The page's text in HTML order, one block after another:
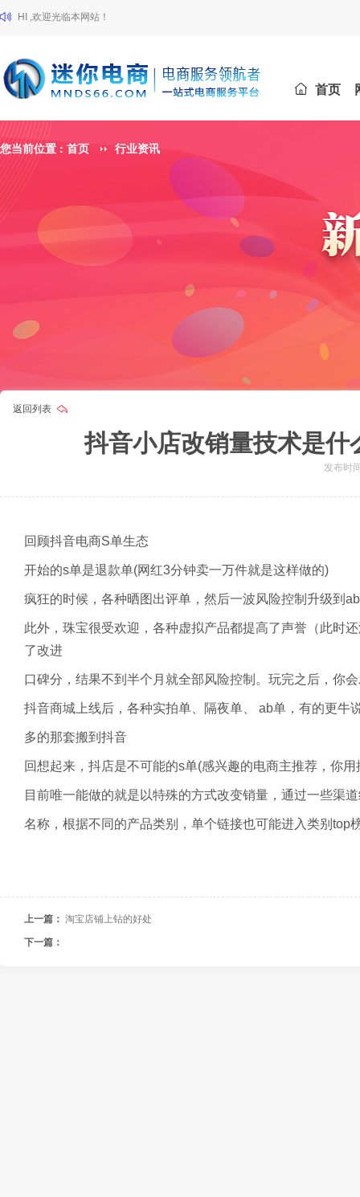
HI ,欢迎光临本网站！
首页
您当前位置 : 首页 行业资讯
返回列表
抖音小店改销量技术是
发布时
回顾抖音电商S单生态
开始的s单是退款单(网红3分钟卖一万件就是这样做的)
疯狂的时候，各种晒图出评单，然后一波风险控制升级到
此外，珠宝很受欢迎，各种虚拟产品都提高了声誉（此时
了改进
口碑分，结果不到半个月就全部风险控制。玩完之后，你
抖音商城上线后，各种实拍单、隔夜单、 ab单，有的更牛
多的那套搬到抖音
回想起来，抖店是不可能的s单(感兴趣的电商主推荐，你
目前唯一能做的就是以特殊的方式改变销量，通过一些渠
名称，根据不同的产品类别，单个链接也可能进入类别top
上一篇： 淘宝店铺上钻的好处
下一篇：